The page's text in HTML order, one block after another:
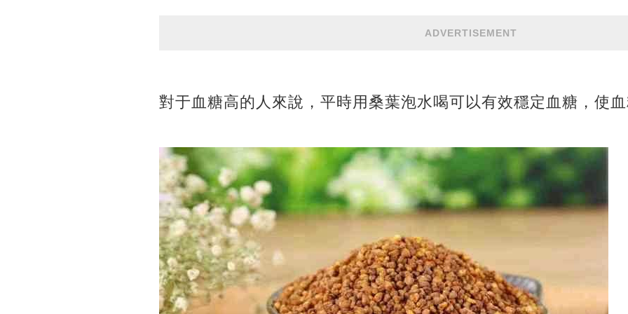
ADVERTISEMENT
對于血糖高的人來說，平時用桑葉泡水喝可以有效穩定血糖，使血